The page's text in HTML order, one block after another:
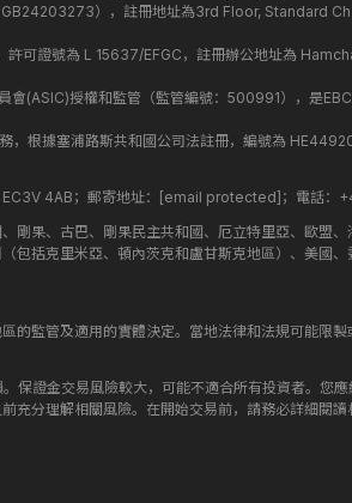
），註冊地址為3rd Floor, Standard
可證號為 L 15637/EFGC，註冊辦公地址為
(ASIC)授權和監管（監管編號：500991），是
根據塞浦路斯共和國公司法註冊，編號為
4AB；郵寄地址： [email protected] ；電話：
剛果、古巴、剛果民主共和國、厄立特里亞、歐盟
包括克里米亞、頓內茨克和盧甘斯克地區）、美國
的監管及適用的實體決定。當地法律和法規可能限
保證金交易風險較大，可能不適合所有投資者。您
充分理解相關風險。在開始交易前，請務必詳細閱